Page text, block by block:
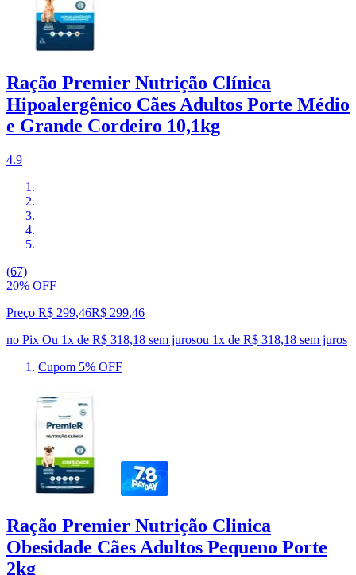
Ração Premier Nutrição Clínica
Hipoalergênico Cães Adultos Porte Médio
e Grande Cordeiro 10,1kg
4.9
(67)
20% OFF
Preço R$ 299,46R$ 299,46
no Pix Ou 1x de R$ 318,18 sem jurosou 1x de R$ 318,18 sem juros
Cupom 5% OFF
Ração Premier Nutrição Clinica
Obesidade Cães Adultos Pequeno Porte
2kg